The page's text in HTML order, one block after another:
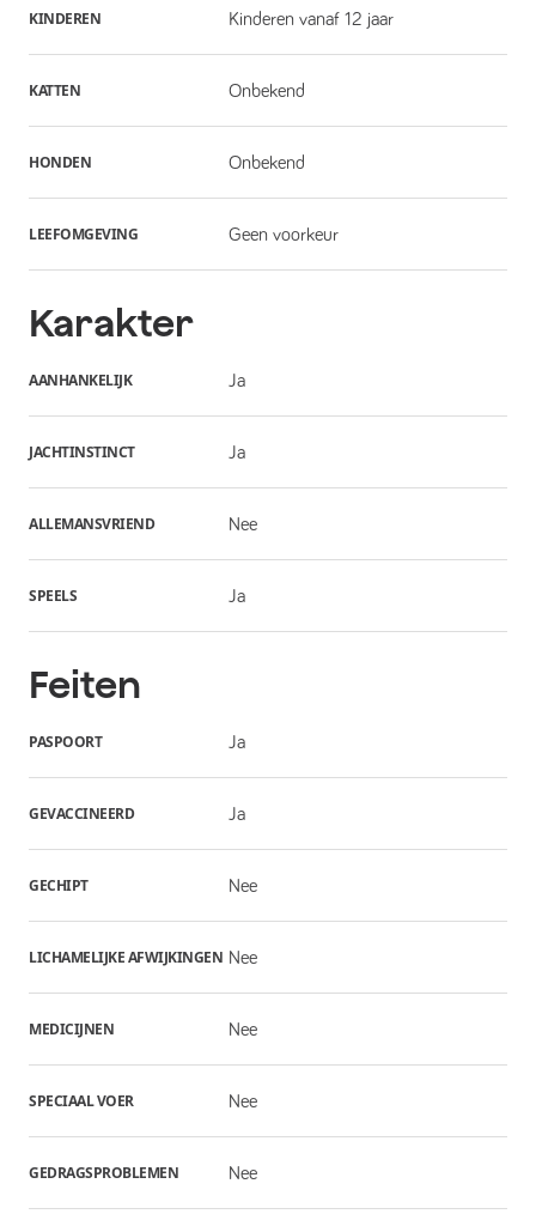
KINDEREN Kinderen vanaf 12 jaar
KATTEN Onbekend
HONDEN Onbekend
LEEFOMGEVING Geen voorkeur
Karakter
AANHANKELIJK Ja
JACHTINSTINCT Ja
ALLEMANSVRIEND Nee
SPEELS Ja
Feiten
PASPOORT Ja
GEVACCINEERD Ja
GECHIPT Nee
LICHAMELIJKE AFWIJKINGEN Nee
MEDICIJNEN Nee
SPECIAAL VOER Nee
GEDRAGSPROBLEMEN Nee